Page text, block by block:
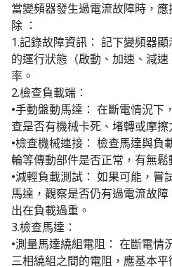
當變頻器發生過電流故障時，
除 ：
1.記錄故障資訊： 記下變頻器
的運行狀態（啟動、加速、減
率。
2.檢查負載端：
•手動盤動馬達： 在斷電情況下
查是否有機械卡死、堵轉或摩擦
•檢查機械連接： 檢查馬達與負
輪等傳動部件是否正常，有無鬆
•減輕負載測試： 如果可能，嘗
馬達，觀察是否仍有過電流故
出在負載過重。
3.檢查馬達：
•測量馬達繞組電阻： 在斷電情
三相繞組之間的電阻，應基本